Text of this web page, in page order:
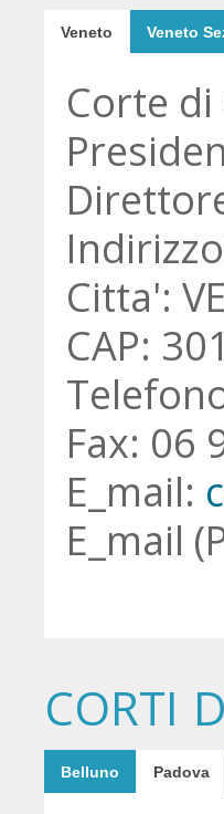
Veneto Veneto
Corte di
Citta':
CAP:
Fax: 06
E_mail:
E_mail
CORTI
Belluno Padova